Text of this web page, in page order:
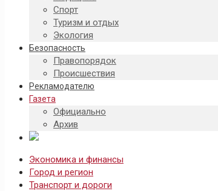
Спорт
Туризм и отдых
Экология
Безопасность
Правопорядок
Происшествия
Рекламодателю
Газета
Официально
Архив
Экономика и финансы
Город и регион
Транспорт и дороги